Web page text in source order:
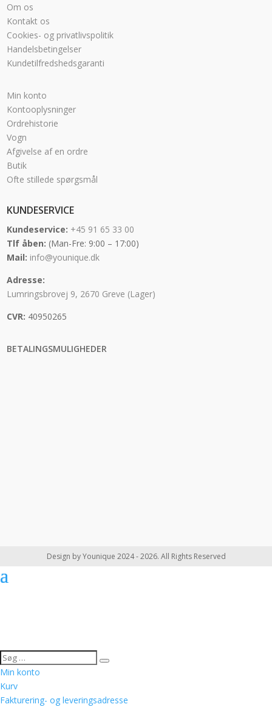
Om os
Kontakt os
Cookies- og privatlivspolitik
Handelsbetingelser
Kundetilfredshedsgaranti
Min konto
Kontooplysninger
Ordrehistorie
Vogn
Afgivelse af en ordre
Butik
Ofte stillede spørgsmål
KUNDESERVICE
Kundeservice: +45 91 65 33 00
Tlf åben: (Man-Fre: 9:00 – 17:00)
Mail: info@younique.dk
Adresse:
Lumringsbrovej 9, 2670 Greve (Lager)
CVR: 40950265
BETALINGSMULIGHEDER
Design by Younique 2024 - 2026. All Rights Reserved
Min konto
Kurv
Fakturering- og leveringsadresse